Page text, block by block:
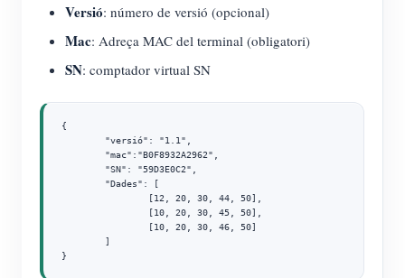
Versió: número de versió (opcional)
Mac: Adreça MAC del terminal (obligatori)
SN: comptador virtual SN
{
}